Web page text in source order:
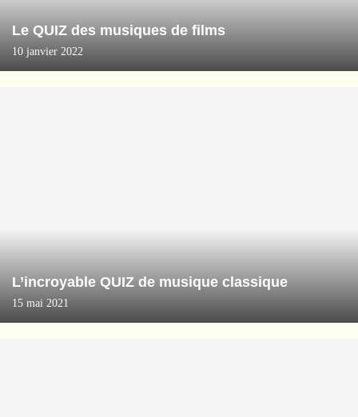
Le QUIZ des musiques de films
10 janvier 2022
L’incroyable QUIZ de musique classique
15 mai 2021